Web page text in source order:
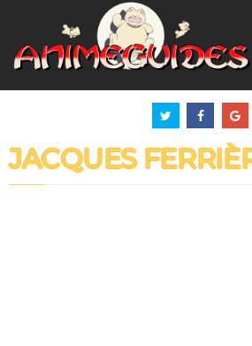
JACQUES
Panneau de gestion des cookies